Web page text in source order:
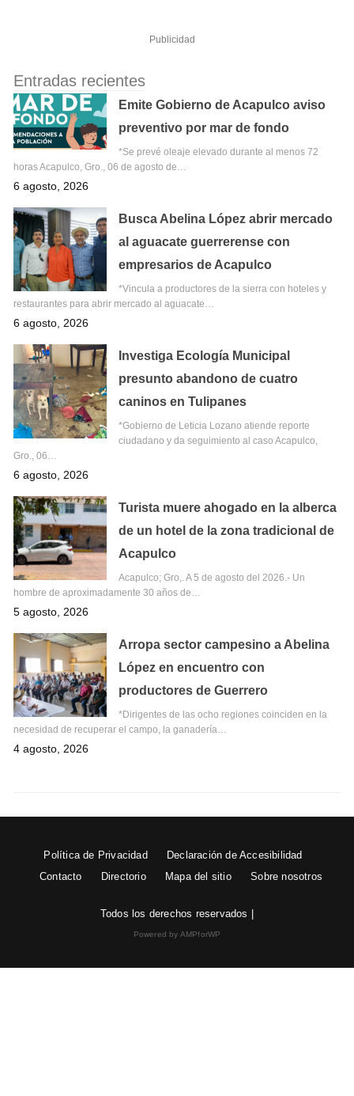
Publicidad
Entradas recientes
Emite Gobierno de Acapulco aviso
preventivo por mar de fondo
*Se prevé oleaje elevado durante al menos 72
horas Acapulco, Gro., 06 de agosto de…
6 agosto, 2026
Busca Abelina López abrir mercado
al aguacate guerrerense con
empresarios de Acapulco
*Vincula a productores de la sierra con hoteles y
restaurantes para abrir mercado al aguacate…
6 agosto, 2026
Investiga Ecología Municipal
presunto abandono de cuatro
caninos en Tulipanes
*Gobierno de Leticia Lozano atiende reporte
ciudadano y da seguimiento al caso Acapulco,
Gro., 06…
6 agosto, 2026
Turista muere ahogado en la alberca
de un hotel de la zona tradicional de
Acapulco
Acapulco; Gro,. A 5 de agosto del 2026.- Un
hombre de aproximadamente 30 años de…
5 agosto, 2026
Arropa sector campesino a Abelina
López en encuentro con
productores de Guerrero
*Dirigentes de las ocho regiones coinciden en la
necesidad de recuperar el campo, la ganadería…
4 agosto, 2026
Política de Privacidad
Declaración de Accesibilidad
Contacto
Directorio Mapa del sitio Sobre nosotros
Todos los derechos reservados |
Powered by AMPforWP